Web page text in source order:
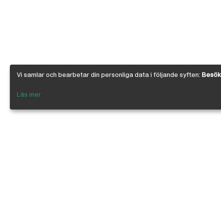
Vi samlar och bearbetar din personliga data i följande syften:
Läs mer